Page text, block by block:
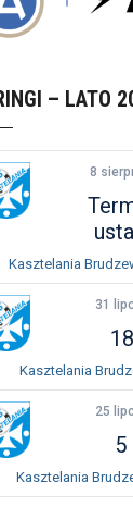
– LATO
8
Kasztelania
31
Kasztelania
25
5
Kasztelania